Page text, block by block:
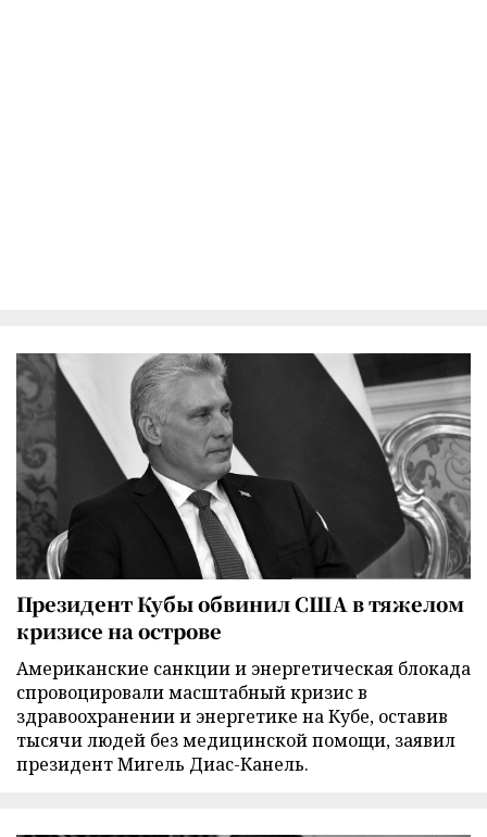
Президент Кубы обвинил США в тяжелом
кризисе на острове
Американские санкции и энергетическая блокада
спровоцировали масштабный кризис в
здравоохранении и энергетике на Кубе, оставив
тысячи людей без медицинской помощи, заявил
президент Мигель Диас-Канель.